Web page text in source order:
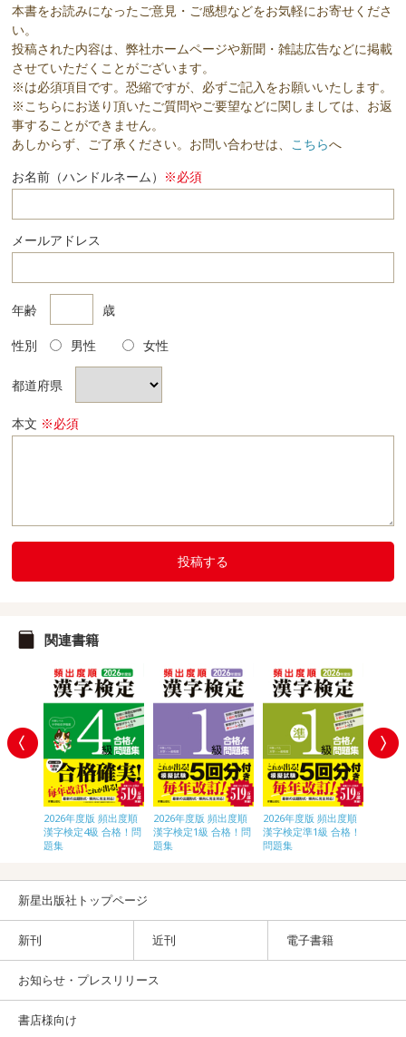
本書をお読みになったご意見・ご感想などをお気軽にお寄せくださ
い。
投稿された内容は、弊社ホームページや新聞・雑誌広告などに掲載
させていただくことがございます。
※は必須項目です。恐縮ですが、必ずご記入をお願いいたします。
※こちらにお送り頂いたご質問やご要望などに関しましては、お返
事することができません。
あしからず、ご了承ください。お問い合わせは、 こちらへ
お名前（ハンドルネーム） ※必須
メールアドレス
年齢 歳
性別 男性 女性
都道府県
本文 ※必須
投稿する
関連書籍
2026年度版 頻出度順
漢字検定4級 合格！問
題集
2026年度版 頻出度順
漢字検定1級 合格！問
題集
2026年度版 頻出度順
漢字検定準1級 合格！
問題集
新星出版社トップページ
新刊 近刊 電子書籍
お知らせ・プレスリリース
書店様向け